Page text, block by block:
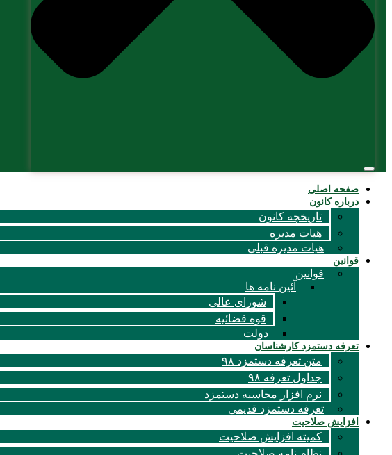
صفحه اصلی
درباره کانون
تاریخچه کانون
هیات مدیره
هیات مدیره قبلی
قوانين
قوانین
آئين نامه ها
شورای عالی
قوه قضائیه
دولت
تعرفه دستمزد کارشناسان
متن تعرفه دستمزد ۹۸
جداول تعرفه ۹۸
نرم افزار محاسبه دستمزد
تعرفه دستمزد قدیمی
افزایش صلاحیت
کمیته افزایش صلاحیت